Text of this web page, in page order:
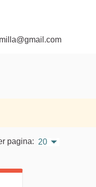
pagina: 20